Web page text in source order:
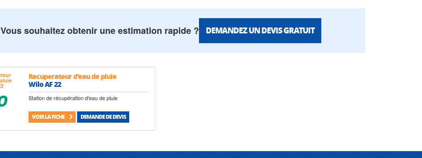
Vous souhaitez obtenir une estimation rapide ? DEMANDEZ UN DEVIS GRATUIT
Recuperateur d'eau de pluie
Wilo AF 22
Station de récupération d'eau de pluie
VOIR LA FICHE DEMANDE DE DEVIS